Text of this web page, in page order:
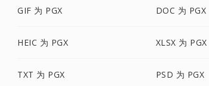
GIF 为 PGX DOC 为 PGX
HEIC 为 PGX XLSX 为 PGX
TXT 为 PGX PSD 为 PGX